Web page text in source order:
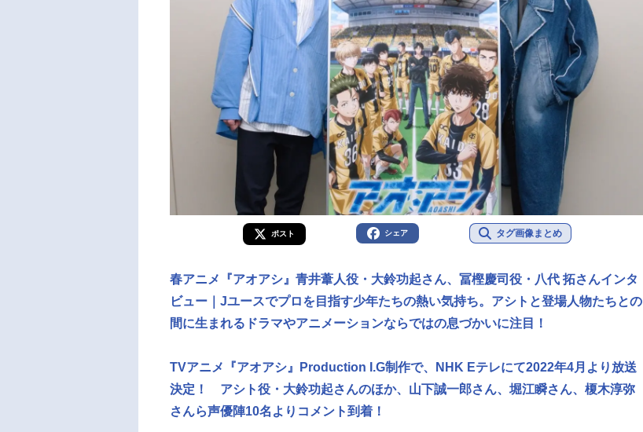
ポスト シェア タグ画像まとめ
春アニメ『アオアシ』青井葦人役・大鈴功起さん、冨樫慶司役・八代 拓さんインタ
ビュー｜Jユースでプロを目指す少年たちの熱い気持ち。アシトと登場人物たちとの
間に生まれるドラマやアニメーションならではの息づかいに注目！
TVアニメ『アオアシ』Production I.G制作で、NHK Eテレにて2022年4月より放送
決定！ アシト役・大鈴功起さんのほか、山下誠一郎さん、堀江瞬さん、榎木淳弥
さんら声優陣10名よりコメント到着！